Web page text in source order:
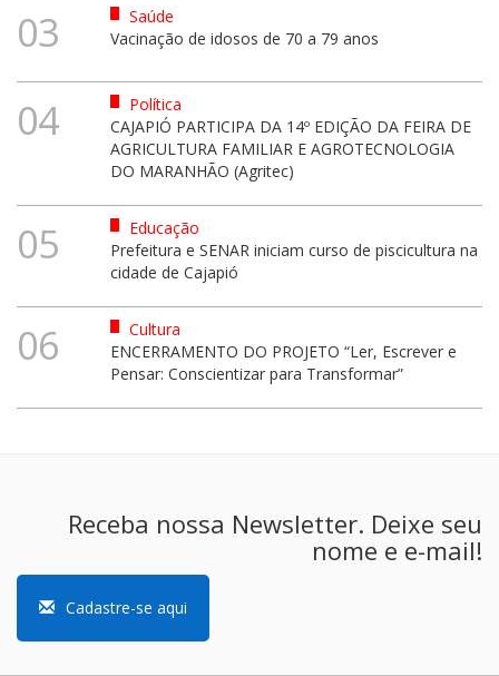
03
Saúde
Vacinação de idosos de 70 a 79 anos
04
Política
CAJAPIÓ PARTICIPA DA 14º EDIÇÃO DA FEIRA DE
AGRICULTURA FAMILIAR E AGROTECNOLOGIA
DO MARANHÃO (Agritec)
05
Educação
Prefeitura e SENAR iniciam curso de piscicultura na
cidade de Cajapió
06
Cultura
ENCERRAMENTO DO PROJETO “Ler, Escrever e
Pensar: Conscientizar para Transformar”
Receba nossa Newsletter. Deixe seu
nome e e-mail!
Cadastre-se aqui